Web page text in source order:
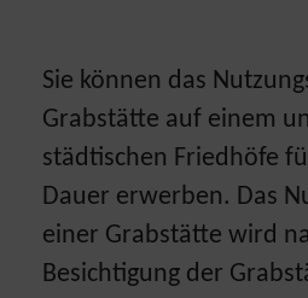
Sie können das
Grabstätte auf einem
städtischen Friedhöfe
Dauer erwerben. Das
einer Grabstätte wird
Besichtigung der